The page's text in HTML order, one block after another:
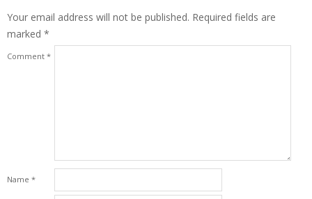
Your email address will not be published. Required fields are
marked *
Comment *
Name *